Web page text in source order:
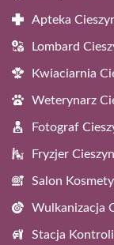
Apteka
Lombard
Kwiaciarnia
Weterynarz
Fotograf
Fryzjer Cieszyn
Salon
Wulkanizacja
Stacja